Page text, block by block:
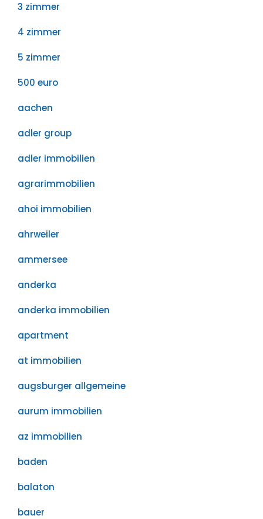
3 zimmer
4 zimmer
5 zimmer
500 euro
aachen
adler group
adler immobilien
agrarimmobilien
ahoi immobilien
ahrweiler
ammersee
anderka
anderka immobilien
apartment
at immobilien
augsburger allgemeine
aurum immobilien
az immobilien
baden
balaton
bauer